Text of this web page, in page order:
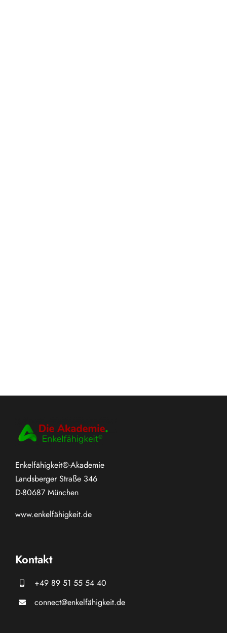
Enkelfähigkeit®-Akademie
Landsberger Straße 346
D-80687 München
www.enkelfähigkeit.de
Kontakt
+49 89 51 55 54 40
connect@enkelfähigkeit.de